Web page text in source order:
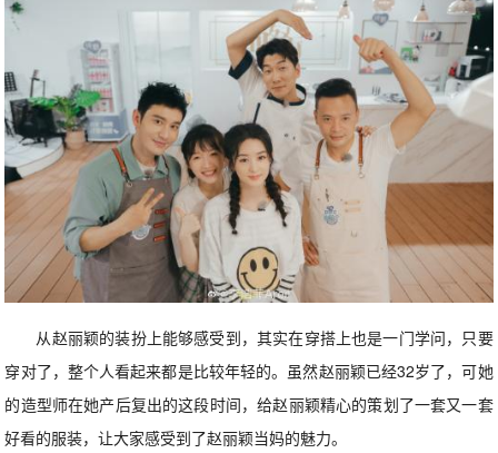
从赵丽颖的装扮上能够感受到，其实在穿搭上也是一门学问，只要
穿对了，整个人看起来都是比较年轻的。虽然赵丽颖已经32岁了，可她
的造型师在她产后复出的这段时间，给赵丽颖精心的策划了一套又一套
好看的服装，让大家感受到了赵丽颖当妈的魅力。